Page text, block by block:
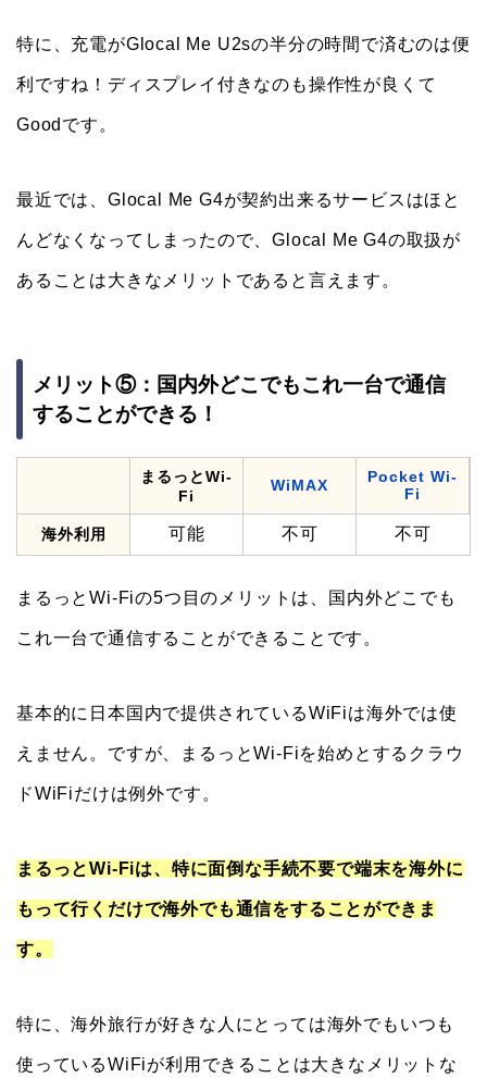
特に、充電がGlocal Me U2sの半分の時間で済むのは便
利ですね！ディスプレイ付きなのも操作性が良くて
Goodです。
最近では、Glocal Me G4が契約出来るサービスはほと
んどなくなってしまったので、Glocal Me G4の取扱が
あることは大きなメリットであると言えます。
メリット⑤：国内外どこでもこれ一台で通信
することができる！
まるっとWi-
Fi
WiMAX
Pocket Wi-
Fi
海外利用 可能 不可 不可
まるっとWi-Fiの5つ目のメリットは、国内外どこでも
これ一台で通信することができることです。
基本的に日本国内で提供されているWiFiは海外では使
えません。ですが、まるっとWi-Fiを始めとするクラウ
ドWiFiだけは例外です。
まるっとWi-Fiは、特に面倒な手続不要で端末を海外に
もって行くだけで海外でも通信をすることができま
す。
特に、海外旅行が好きな人にとっては海外でもいつも
使っているWiFiが利用できることは大きなメリットな